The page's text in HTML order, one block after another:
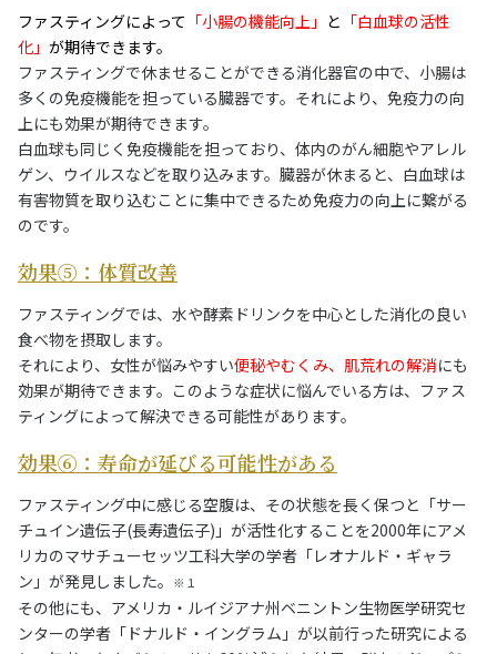
ファスティングによって 「小腸の機能向上」 と 「白血球の活性
化」 が期待できます。
ファスティングで休ませることができる消化器官の中で、小腸は
多くの免疫機能を担っている臓器です。それにより、免疫力の向
上にも効果が期待できます。
白血球も同じく免疫機能を担っており、体内のがん細胞やアレル
ゲン、ウイルスなどを取り込みます。臓器が休まると、白血球は
有害物質を取り込むことに集中できるため免疫力の向上に繋がる
のです。
効果⑤：体質改善
ファスティングでは、水や酵素ドリンクを中心とした消化の良い
食べ物を摂取します。
それにより、女性が悩みやすい便秘やむくみ、肌荒れの解消にも
効果が期待できます。このような症状に悩んでいる方は、ファス
ティングによって解決できる可能性があります。
効果⑥：寿命が延びる可能性がある
ファスティング中に感じる空腹は、その状態を長く保つと「サー
チュイン遺伝子(長寿遺伝子)」が活性化することを2000年にアメ
リカのマサチューセッツ工科大学の学者「レオナルド・ギャラ
ン」が発見しました。
※１
その他にも、アメリカ・ルイジアナ州ベニントン生物医学研究セ
ンターの学者「ドナルド・イングラム」が以前行った研究による